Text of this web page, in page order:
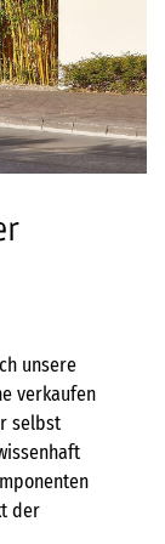
unsere
verkaufen
selbst
der